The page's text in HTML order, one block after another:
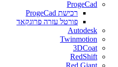
ProgeCad
רכישת ProgeCad
פורטל עזרה פרוגקאד
Autodesk
Twinmotion
3DCoat
RedShift
Red Giant